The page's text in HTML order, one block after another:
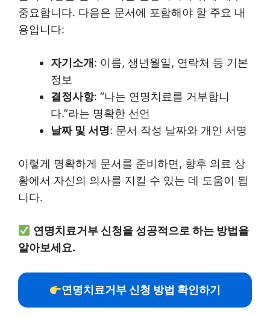
중요합니다. 다음은 문서에 포함해야 할 주요 내
용입니다:
자기소개 : 이름, 생년월일, 연락처 등 기본
정보
결정사항: “나는 연명치료를 거부합니
다.”라는 명확한 선언
날짜 및 서명: 문서 작성 날짜와 개인 서명
이렇게 명확하게 문서를 준비하면, 향후 의료 상
황에서 자신의 의사를 지킬 수 있는 데 도움이 됩
니다.
연명치료거부 신청을 성공적으로 하는 방법을
알아보세요.
연명치료거부 신청 방법 확인하기